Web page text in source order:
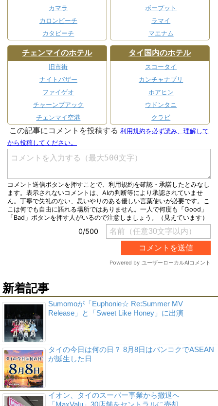
カマラ
カロンビーチ
カタビーチ
ボープット
ラマイ
マエナム
チェンマイのホテル
旧市街
ナイトバザー
ファイゲオ
チャーンプアック
チェンマイ空港
タイ国内のホテル
スコータイ
カンチャナブリ
ホアヒン
ウドンタニ
クラビ
新着記事
Sumomoが「Euphonie☆ Re:Summer MV
Release」と「Sweet Like Honey」に出演
タイの今日は何の日？ 8月8日はバンコクでASEAN
が誕生した日
イオン、タイのスーパー事業から撤退へ
「MaxValu」30店舗をセントラルに売却